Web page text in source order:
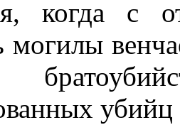
когда с
могилы
убийц